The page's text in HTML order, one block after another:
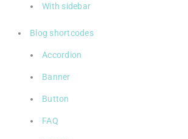
With sidebar
Blog shortcodes
Accordion
Banner
Button
FAQ